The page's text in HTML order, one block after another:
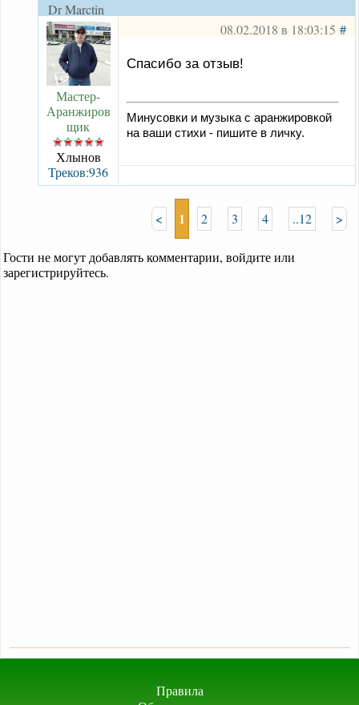
Dr Marctin
08.02.2018 в 18:03:15#
Мастер-
Аранжиров
щик
Хлынов
Треков:936
Спасибо за отзыв!
Минусовки и музыка с аранжировкой
на ваши стихи - пишите в личку.
< 1 2 3 4 ..12 >
Гости не могут добавлять комментарии, войдите или
зарегистрируйтесь.
Правила